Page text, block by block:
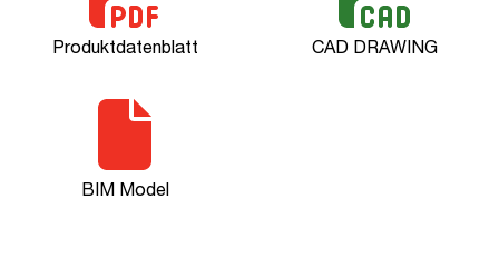
Produktdatenblatt CAD DRAWING
BIM Model